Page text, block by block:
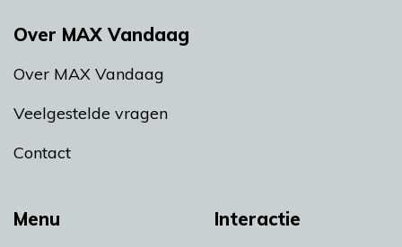
Menu Interactie
Over MAX Vandaag
Over MAX Vandaag
Veelgestelde vragen
Contact